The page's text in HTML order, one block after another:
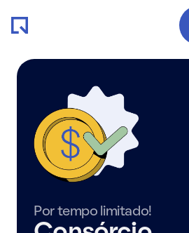
Por tempo limitado!